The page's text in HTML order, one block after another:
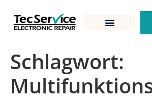
Schlagwort: